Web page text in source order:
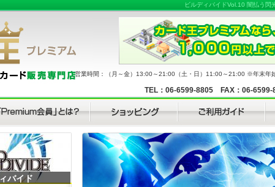
ビルディバイドVol.10 闇払う閃
営業時間：（月～金）13:00～21:00（土・日）11:00～21:00 ※年末年
TEL：06-6599-8805 FAX：06-6599-
バイド